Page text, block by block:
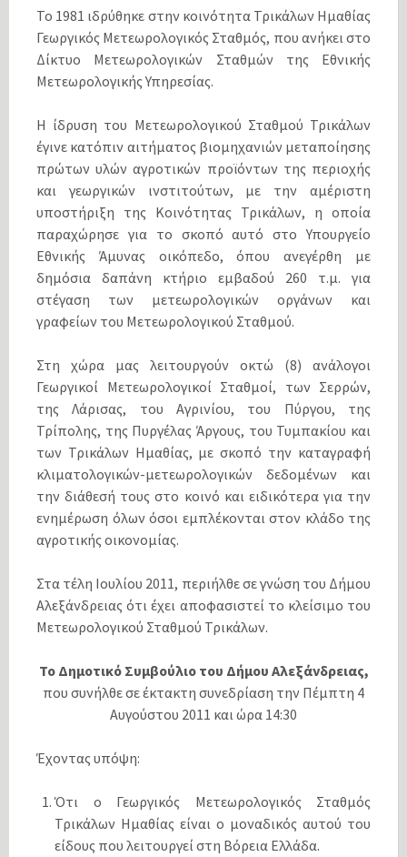
Το 1981 ιδρύθηκε στην κοινότητα Τρικάλων Ημαθίας
Γεωργικός Μετεωρολογικός Σταθμός, που ανήκει στο
Δίκτυο Μετεωρολογικών Σταθμών της Εθνικής
Μετεωρολογικής Υπηρεσίας.
Η ίδρυση του Μετεωρολογικού Σταθμού Τρικάλων
έγινε κατόπιν αιτήματος βιομηχανιών μεταποίησης
πρώτων υλών αγροτικών προϊόντων της περιοχής
και γεωργικών ινστιτούτων, με την αμέριστη
υποστήριξη της Κοινότητας Τρικάλων, η οποία
παραχώρησε για το σκοπό αυτό στο Υπουργείο
Εθνικής Άμυνας οικόπεδο, όπου ανεγέρθη με
δημόσια δαπάνη κτήριο εμβαδού 260 τ.μ. για
στέγαση των μετεωρολογικών οργάνων και
γραφείων του Μετεωρολογικού Σταθμού.
Στη χώρα μας λειτουργούν οκτώ (8) ανάλογοι
Γεωργικοί Μετεωρολογικοί Σταθμοί, των Σερρών,
της Λάρισας, του Αγρινίου, του Πύργου, της
Τρίπολης, της Πυργέλας Άργους, του Τυμπακίου και
των Τρικάλων Ημαθίας, με σκοπό την καταγραφή
κλιματολογικών-μετεωρολογικών δεδομένων και
την διάθεσή τους στο κοινό και ειδικότερα για την
ενημέρωση όλων όσοι εμπλέκονται στον κλάδο της
αγροτικής οικονομίας.
Στα τέλη Ιουλίου 2011, περιήλθε σε γνώση του Δήμου
Αλεξάνδρειας ότι έχει αποφασιστεί το κλείσιμο του
Μετεωρολογικού Σταθμού Τρικάλων.
Το Δημοτικό Συμβούλιο του Δήμου Αλεξάνδρειας,
που συνήλθε σε έκτακτη συνεδρίαση την Πέμπτη 4
Αυγούστου 2011 και ώρα 14:30
Έχοντας υπόψη:
Ότι ο Γεωργικός Μετεωρολογικός Σταθμός
Τρικάλων Ημαθίας είναι ο μοναδικός αυτού του
είδους που λειτουργεί στη Βόρεια Ελλάδα.